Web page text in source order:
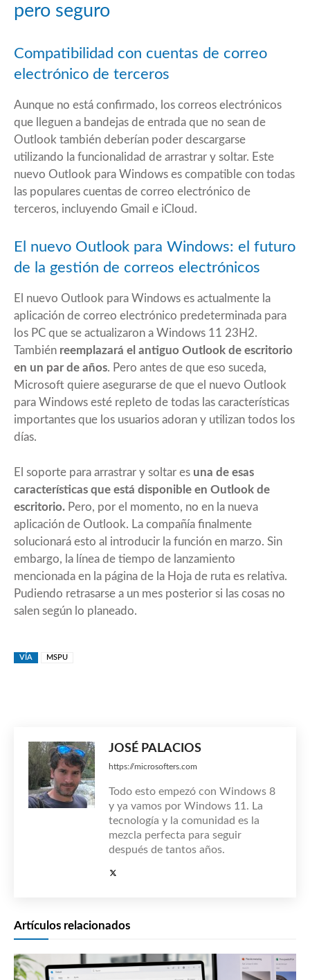
pero seguro
Compatibilidad con cuentas de correo
electrónico de terceros
Aunque no está confirmado, los correos electrónicos
que lleguen a bandejas de entrada que no sean de
Outlook también deberían poder descargarse
utilizando la funcionalidad de arrastrar y soltar. Este
nuevo Outlook para Windows es compatible con todas
las populares cuentas de correo electrónico de
terceros, incluyendo Gmail e iCloud.
El nuevo Outlook para Windows: el futuro
de la gestión de correos electrónicos
El nuevo Outlook para Windows es actualmente la
aplicación de correo electrónico predeterminada para
los PC que se actualizaron a Windows 11 23H2.
También reemplazará el antiguo Outlook de escritorio
en un par de años. Pero antes de que eso suceda,
Microsoft quiere asegurarse de que el nuevo Outlook
para Windows esté repleto de todas las características
importantes que los usuarios adoran y utilizan todos los
días.
El soporte para arrastrar y soltar es una de esas
características que está disponible en Outlook de
escritorio. Pero, por el momento, no en la nueva
aplicación de Outlook. La compañía finalmente
solucionará esto al introducir la función en marzo. Sin
embargo, la línea de tiempo de lanzamiento
mencionada en la página de la Hoja de ruta es relativa.
Pudiendo retrasarse a un mes posterior si las cosas no
salen según lo planeado.
VÍA MSPU
JOSÉ PALACIOS
https://microsofters.com
Todo esto empezó con Windows 8
y ya vamos por Windows 11. La
tecnología y la comunidad es la
mezcla perfecta para seguir
después de tantos años.
Artículos relacionados